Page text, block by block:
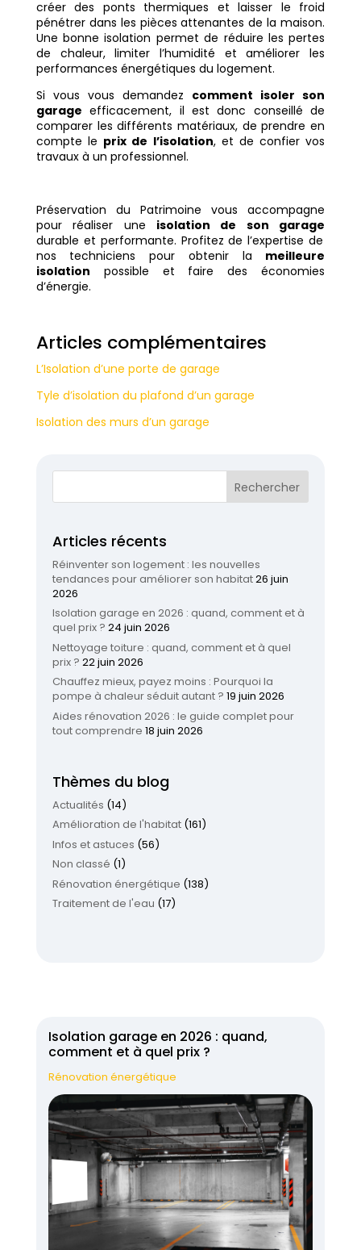
créer des ponts thermiques et laisser le froid
pénétrer dans les pièces attenantes de la maison.
Une bonne isolation permet de réduire les pertes
de chaleur, limiter l’humidité et améliorer les
performances énergétiques du logement.
Si vous vous demandez comment isoler son
garage efficacement, il est donc conseillé de
comparer les différents matériaux, de prendre en
compte le prix de l’isolation, et de confier vos
travaux à un professionnel.
Préservation du Patrimoine vous accompagne
pour réaliser une isolation de son garage
durable et performante. Profitez de l’expertise de
nos techniciens pour obtenir la meilleure
isolation possible et faire des économies
d’énergie.
Articles complémentaires
L’Isolation d’une porte de garage
Tyle d’isolation du plafond d’un garage
Isolation des murs d’un garage
Articles récents
Réinventer son logement : les nouvelles
tendances pour améliorer son habitat26 juin
2026
Isolation garage en 2026 : quand, comment et à
quel prix ? 24 juin 2026
Nettoyage toiture : quand, comment et à quel
prix ? 22 juin 2026
Chauffez mieux, payez moins : Pourquoi la
pompe à chaleur séduit autant ? 19 juin 2026
Aides rénovation 2026 : le guide complet pour
tout comprendre 18 juin 2026
Thèmes du blog
Actualités (14)
Amélioration de l'habitat(161)
Infos et astuces (56)
Non classé (1)
Rénovation énergétique (138)
Traitement de l'eau (17)
Isolation garage en 2026 : quand,
comment et à quel prix ?
Rénovation énergétique